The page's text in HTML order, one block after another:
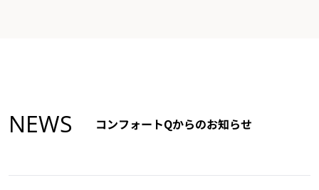
NEWS コンフォートQからのお知らせ